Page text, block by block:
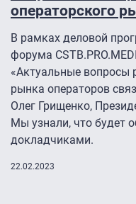
операторского
В рамках деловой
форума
«Актуальные вопросы
рынка операторов
Олег Грищенко,
Мы узнали, что будет
докладчиками.
22.02.2023